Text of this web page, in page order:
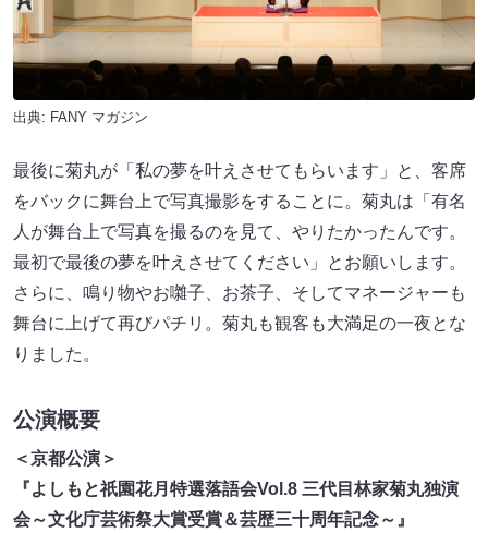
出典: FANY マガジン
最後に菊丸が「私の夢を叶えさせてもらいます」と、客席
をバックに舞台上で写真撮影をすることに。菊丸は「有名
人が舞台上で写真を撮るのを見て、やりたかったんです。
最初で最後の夢を叶えさせてください」とお願いします。
さらに、鳴り物やお囃子、お茶子、そしてマネージャーも
舞台に上げて再びパチリ。菊丸も観客も大満足の一夜とな
りました。
公演概要
＜京都公演＞
『よしもと祇園花月特選落語会Vol.8 三代目林家菊丸独演
会～文化庁芸術祭大賞受賞＆芸歴三十周年記念～』